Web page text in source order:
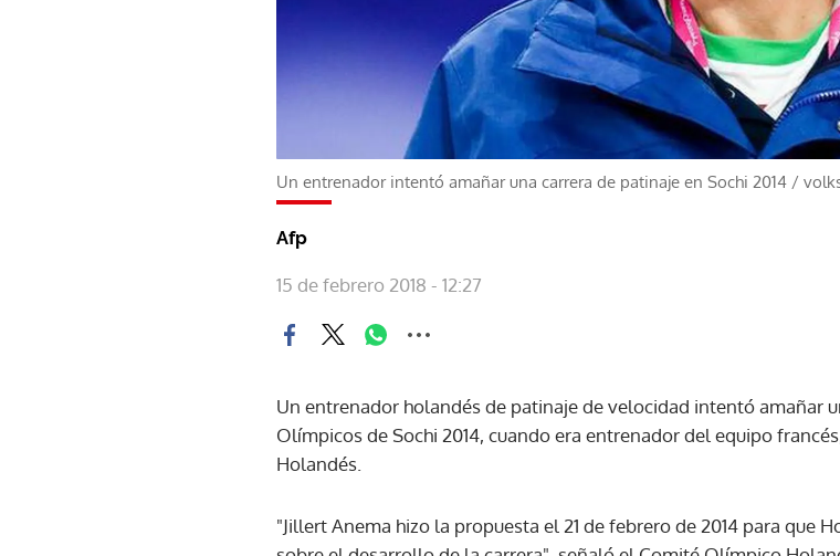
Un entrenador intentó amañar una carrera de patinaje en Sochi 2014 /
Afp
15 de febrero 2018 - 12:27
Un entrenador holandés de patinaje de velocidad intentó amañar
Olímpicos de Sochi 2014, cuando era entrenador del equipo
Holandés.
"Jillert Anema hizo la propuesta el 21 de febrero de 2014 para que